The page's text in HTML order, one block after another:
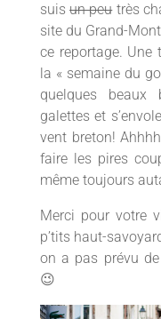
suisun peutrès
site du Grand-
ce reportage. Une
la « semaine du
quelques beaux
galettes et
vent breton!
faire les pires
même toujours
Merci pour votre
p’tits haut-
on a pas prévu
😉